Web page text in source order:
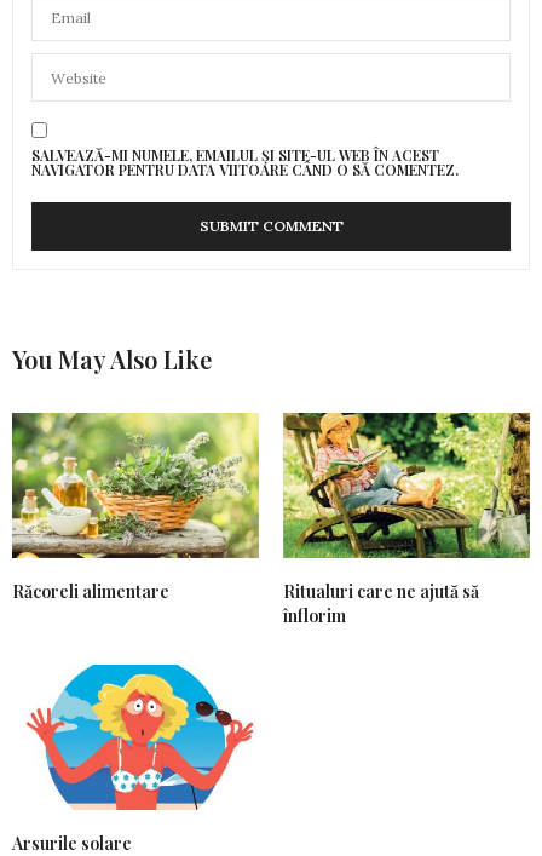
SALVEAZĂ-MI NUMELE, EMAILUL ȘI SITE-UL WEB ÎN ACEST
NAVIGATOR PENTRU DATA VIITOARE CÂND O SĂ COMENTEZ.
You May Also Like
Răcoreli alimentare
Ritualuri care ne ajută să
înflorim
Arsurile solare